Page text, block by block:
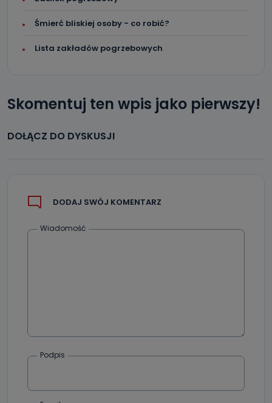
Śmierć bliskiej osoby - co robić?
Lista zakładów pogrzebowych
Skomentuj ten wpis jako pierwszy!
DOŁĄCZ DO DYSKUSJI
DODAJ SWÓJ KOMENTARZ
Wiadomość
Podpis